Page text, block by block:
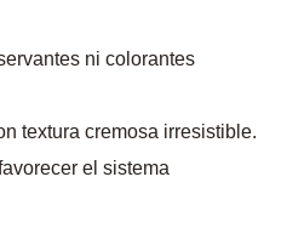
ni colorantes
textura cremosa irresistible.
el sistema